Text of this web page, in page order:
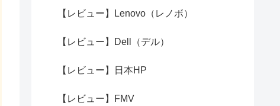
【レビュー】Lenovo（レノボ）
【レビュー】Dell（デル）
【レビュー】日本HP
【レビュー】FMV